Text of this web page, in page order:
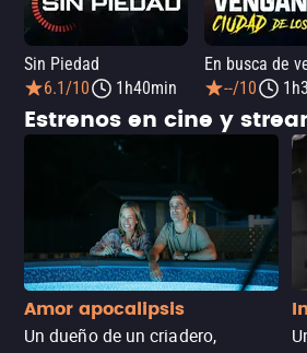
Sin Piedad
6.1/10
1h40min
--/10
Estrenos en cine y
Amor apocalipsis
Un dueño de un criadero,